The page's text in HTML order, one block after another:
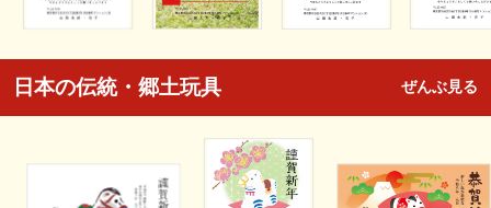
日本の伝統・郷土玩具 ぜんぶ見る